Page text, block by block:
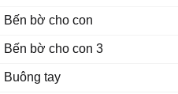
Bến bờ cho con
Bến bờ cho con 3
Buông tay